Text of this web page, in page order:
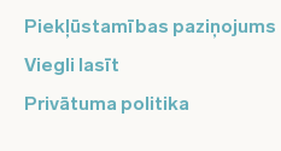
Piekļūstamības paziņojums
Viegli lasīt
Privātuma politika